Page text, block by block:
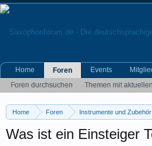
Home Foren Instrumente und Zubehör
Was ist ein Einsteiger
Home
Foren
Foren durchsuchen
Themen mit
Events